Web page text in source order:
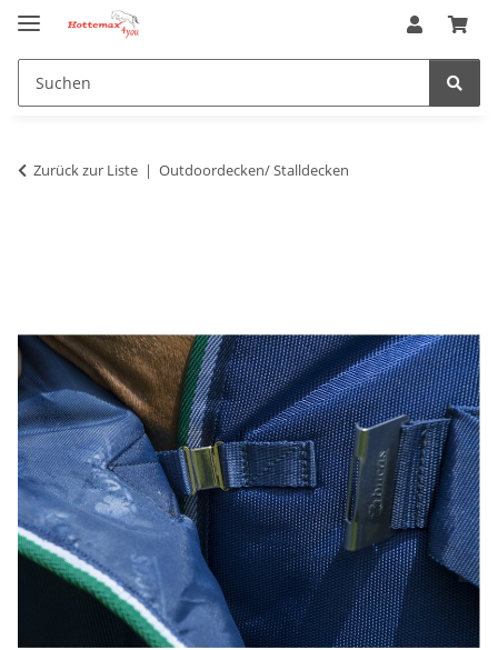
Zurück zur Liste Outdoordecken/ Stalldecken